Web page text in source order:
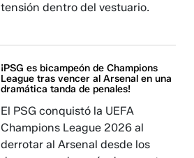
tensión dentro del vestuario.
¡PSG es bicampeón de Champions
League tras vencer al Arsenal en una
dramática tanda de penales!
El PSG conquistó la UEFA
Champions League 2026 al
derrotar al Arsenal desde los